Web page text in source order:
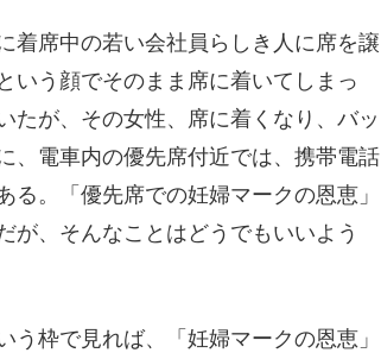
着席中の若い会社員らしき人に席を譲
いう顔でそのまま席に着いてしまっ
たが、その女性、席に着くなり、バッ
、電車内の優先席付近では、携帯電話
。「優先席での妊婦マークの恩恵」
が、そんなことはどうでもいいよう
枠で見れば、「妊婦マークの恩恵」